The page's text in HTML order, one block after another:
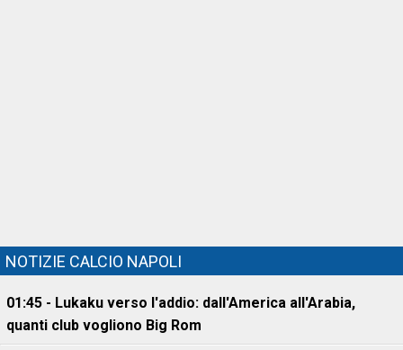
NOTIZIE CALCIO NAPOLI
01:45 - Lukaku verso l'addio: dall'America all'Arabia,
quanti club vogliono Big Rom